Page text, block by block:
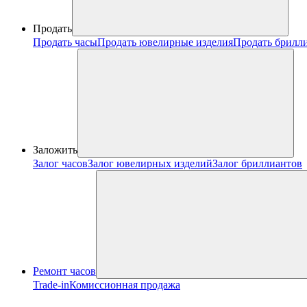
Продать
Продать часыПродать ювелирные изделияПродать
Заложить
Залог часовЗалог ювелирных изделийЗалог бриллиантов
Ремонт часов
Trade-inКомиссионная продажа